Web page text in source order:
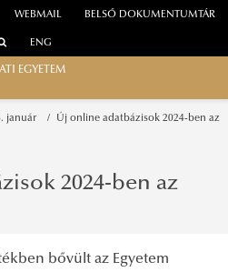
WEBMAIL BELSŐ DOKUMENTUMTÁR
ENG
EGYETEM
január Új online adatbázisok 2024-ben az
2024-ben az
bővült az Egyetem